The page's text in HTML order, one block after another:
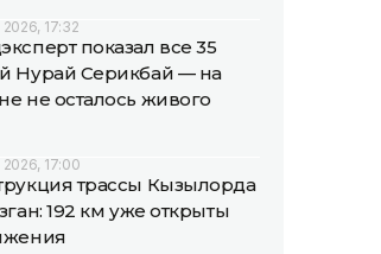
2026, 17:32
показал все 35
Нурай Серикбай — на
не осталось живого
2026, 17:00
трассы Кызылорда
192 км уже открыты